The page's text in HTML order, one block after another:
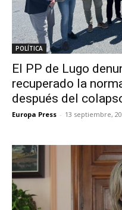
POLÍTICA
El PP de Lugo
recuperado la
después del
Europa Press - 13 septiembre,